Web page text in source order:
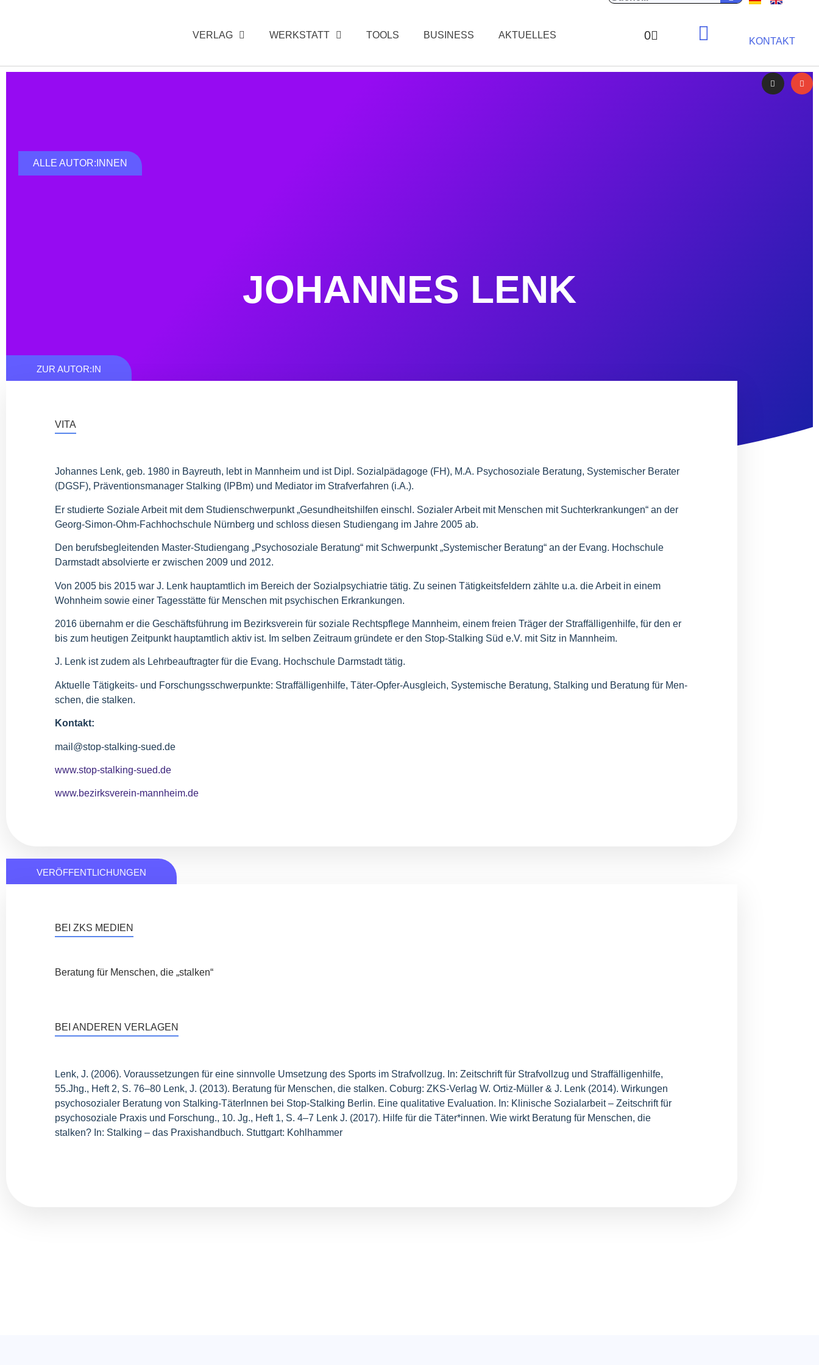
VERLAG WERKSTATT TOOLS BUSINESS AKTUELLES 0 KONTAKT
ALLE AUTOR:INNEN
JOHANNES LENK
ZUR AUTOR:IN
VITA
Johan­nes Lenk, geb. 1980 in Bay­reuth, lebt in Mann­heim und ist Dipl. Sozi­al­päd­ago­ge (FH), M.A. Psy­cho­so­zia­le Bera­tung, Sys­te­mi­scher Bera­ter
(DGSF), Prä­ven­ti­ons­ma­na­ger Stal­king (IPBm) und Media­tor im Straf­ver­fah­ren (i.A.).
Er stu­dier­te Sozia­le Arbeit mit dem Stu­di­en­schwer­punkt „Gesund­heits­hil­fen einschl. Sozia­ler Arbeit mit Men­schen mit Such­ter­kran­kun­gen“ an der
Georg-Simon-Ohm-Fach­hoch­schu­le Nürn­berg und schloss die­sen Stu­di­en­gang im Jah­re 2005 ab.
Den berufs­be­glei­ten­den Mas­ter-Stu­di­en­gang „Psy­cho­so­zia­le Bera­tung“ mit Schwer­punkt „Sys­te­mi­scher Bera­tung“ an der Evang. Hoch­schu­le
Darm­stadt absol­vier­te er zwi­schen 2009 und 2012.
Von 2005 bis 2015 war J. Lenk haupt­amt­lich im Bereich der Sozi­al­psych­ia­trie tätig. Zu sei­nen Tätig­keits­fel­dern zähl­te u.a. die Arbeit in einem
Wohn­heim sowie einer Tages­stät­te für Men­schen mit psy­chi­schen Erkrankungen.
2016 über­nahm er die Geschäfts­füh­rung im Bezirks­ver­ein für sozia­le Rechts­pfle­ge Mann­heim, einem frei­en Trä­ger der Straf­fäl­li­gen­hil­fe, für den er
bis zum heu­ti­gen Zeit­punkt haupt­amt­lich aktiv ist. Im sel­ben Zeit­raum grün­de­te er den Stop-Stal­king Süd e.V. mit Sitz in Mannheim.
J. Lenk ist zudem als Lehr­be­auf­trag­ter für die Evang. Hoch­schu­le Darm­stadt tätig.
Aktu­el­le Tätig­keits- und For­schungs­schwer­punk­te: Straf­fäl­li­gen­hil­fe, Täter-Opfer-Aus­gleich, Sys­te­mi­sche Bera­tung, Stal­king und Bera­tung für Men­
schen, die stalken.
Kon­takt:
mail@​stop-​stalking-​sued.​de
www​.stop​-stal​king​-sued​.de
www​.bezirks​ver​ein​-mann​heim​.de
VERÖFFENTLICHUNGEN
BEI ZKS MEDIEN
Beratung für Menschen, die „stalken“
BEI ANDEREN VERLAGEN
Lenk, J. (2006). Voraussetzungen für eine sinnvolle Umsetzung des Sports im Strafvollzug. In: Zeitschrift für Strafvollzug und Straffälligenhilfe,
55.Jhg., Heft 2, S. 76–80 Lenk, J. (2013). Beratung für Menschen, die stalken. Coburg: ZKS-Verlag W. Ortiz-Müller & J. Lenk (2014). Wirkungen
psychosozialer Beratung von Stalking-TäterInnen bei Stop-Stalking Berlin. Eine qualitative Evaluation. In: Klinische Sozialarbeit – Zeitschrift für
psychosoziale Praxis und Forschung., 10. Jg., Heft 1, S. 4–7 Lenk J. (2017). Hilfe für die Täter*innen. Wie wirkt Beratung für Menschen, die
stalken? In: Stalking – das Praxishandbuch. Stuttgart: Kohlhammer